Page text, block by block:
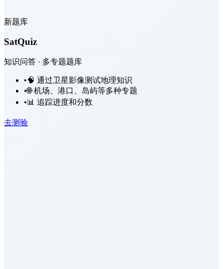
新题库
SatQuiz
知识问答 · 多专题题库
•🧠 通过卫星影像测试地理知识
•🌐 机场、港口、岛屿等多种专题
• 📊 追踪进度和分数
去测验